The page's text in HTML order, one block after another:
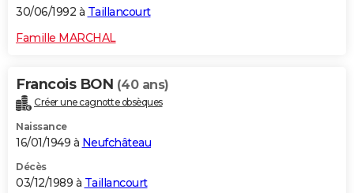
30/06/1992 à Taillancourt
Famille MARCHAL
Francois BON (40 ans)
Créer une cagnotte obsèques
Naissance
16/01/1949 à Neufchâteau
Décès
03/12/1989 à Taillancourt